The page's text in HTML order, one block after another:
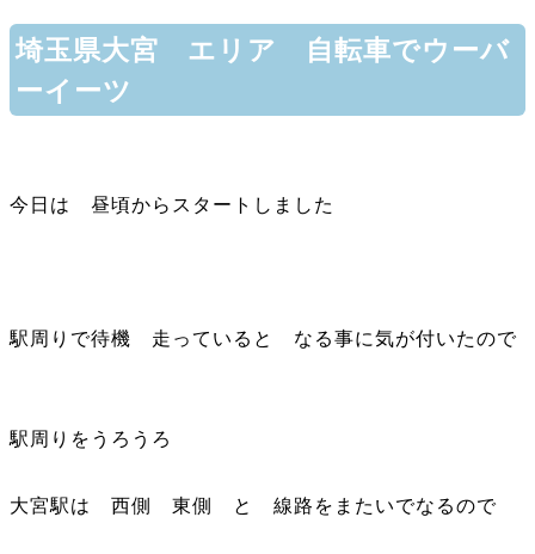
埼玉県大宮 エリア 自転車でウーバ
ーイーツ
今日は 昼頃からスタートしました
駅周りで待機 走っていると なる事に気が付いたので
駅周りをうろうろ
大宮駅は 西側 東側 と 線路をまたいでなるので